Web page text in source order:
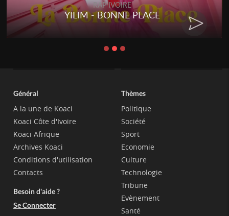
RAP IVOIRE
YILIM - BONNE PLACE
Général
A la une de Koaci
Koaci Côte d'Ivoire
Koaci Afrique
Archives Koaci
Conditions d'utilisation
Contacts
Besoin d'aide ?
Se Connecter
Thèmes
Politique
Société
Sport
Economie
Culture
Technologie
Tribune
Evènement
Santé